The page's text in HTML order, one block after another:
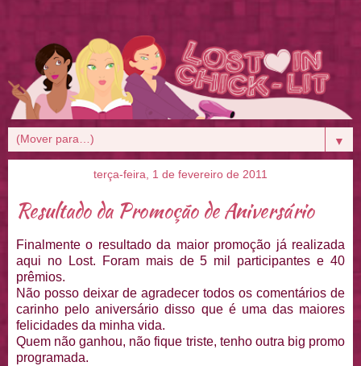
▼
terça-feira, 1 de fevereiro de 2011
Resultado da Promoção de Aniversário
Finalmente o resultado da maior promoção já realizada
aqui no Lost. Foram mais de 5 mil participantes e 40
prêmios.
Não posso deixar de agradecer todos os comentários de
carinho pelo aniversário disso que é uma das maiores
felicidades da minha vida.
Quem não ganhou, não fique triste, tenho outra big promo
programada.